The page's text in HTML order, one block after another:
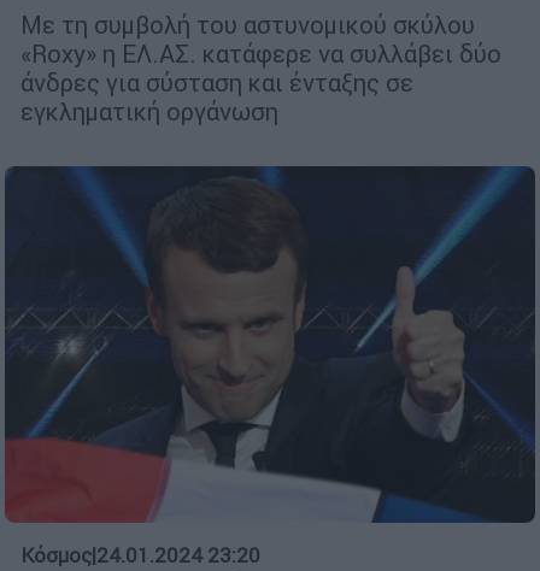
Με τη συμβολή του αστυνομικού σκύλου
«Roxy» η ΕΛ.ΑΣ. κατάφερε να συλλάβει δύο
άνδρες για σύσταση και ένταξης σε
εγκληματική οργάνωση
Κόσμος|24.01.2024 23:20